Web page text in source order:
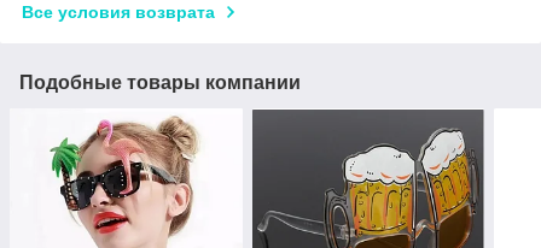
Все условия возврата
Подобные товары компании